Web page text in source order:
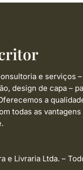
e serviços –
design de capa –
a
todas as vantagens
e Livraria Ltda. –